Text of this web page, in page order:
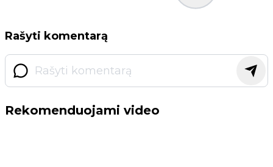
Rašyti komentarą
Rekomenduojami video